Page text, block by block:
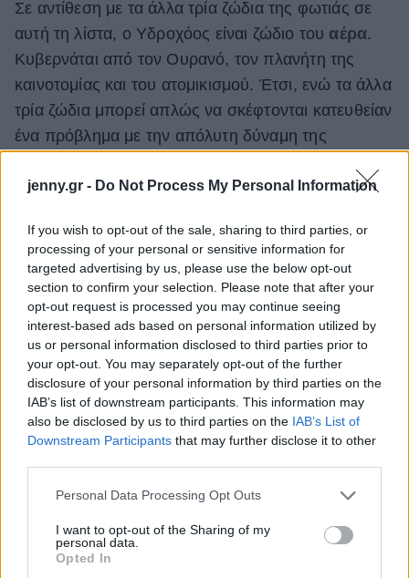
jenny.gr - Do Not Process My Personal Information
If you wish to opt-out of the sale, sharing to third parties, or
processing of your personal or sensitive information for
targeted advertising by us, please use the below opt-out
section to confirm your selection. Please note that after your
opt-out request is processed you may continue seeing
interest-based ads based on personal information utilized by
us or personal information disclosed to third parties prior to
your opt-out. You may separately opt-out of the further
disclosure of your personal information by third parties on the
IAB’s list of downstream participants. This information may
also be disclosed by us to third parties on the IAB’s List of
Downstream Participants that may further disclose it to other
Please note that this website/app uses one or more Google
not limited to your visit or usage behaviour. You may click to
grant or deny consent to Google and its third-party tags to
use your data for below specified purposes in below Google
Personal Data Processing Opt Outs
I want to opt-out of the Sharing of my
personal data.
Opted In
Σε αντίθεση με τα άλλα τρία ζώδια της φωτιάς σε
αυτή τη λίστα, ο Υδροχόος είναι ζώδιο του αέρα.
Κυβερνάται από τον Ουρανό, τον πλανήτη της
καινοτομίας και του ατομικισμού. Έτσι, ενώ τα άλλα
τρία ζώδια μπορεί απλώς να σκέφτονται κατευθείαν
ένα πρόβλημα με την απόλυτη δύναμη της
τη δύναμη του μυαλού του για να αναλύσει κάθε
απειλή. Η οξυδέρκειά του, του προσδίδουν ένα
είδος γαλήνιας αυτοπεποίθησης, αλλά δεν είναι
ποτέ αλαζονική.